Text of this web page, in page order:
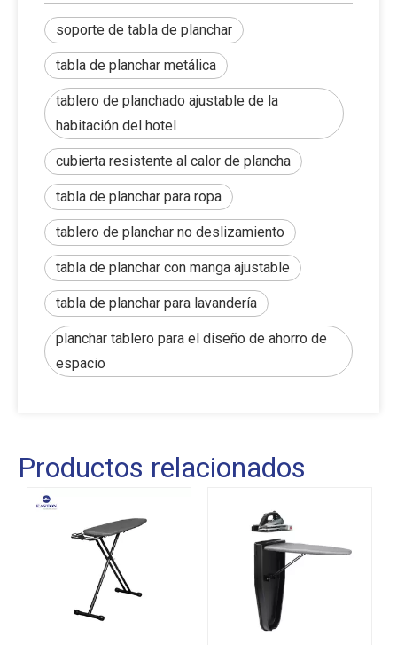
soporte de tabla de planchar
tabla de planchar metálica
tablero de planchado ajustable de la
habitación del hotel
cubierta resistente al calor de plancha
tabla de planchar para ropa
tablero de planchar no deslizamiento
tabla de planchar con manga ajustable
tabla de planchar para lavandería
planchar tablero para el diseño de ahorro de
espacio
Productos relacionados